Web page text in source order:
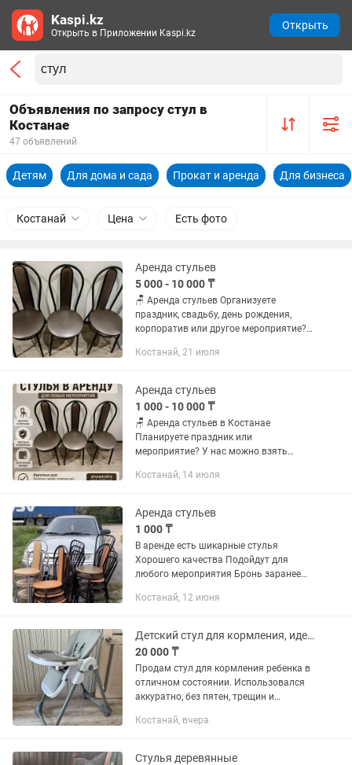
Объявления по запросу стул в
Костанае
47 объявлений
Детям Для дома и сада Прокат и аренда Для бизнеса
Костанай Цена Есть фото
Аренда стульев
5 000 - 10 000 ₸
🪑 Аренда стульев Организуете
праздник, свадьбу, день рождения,
корпоратив или другое мероприятие?
аккуратные стулья для любого
Костанай, 21 июля
Аренда стульев
1 000 - 10 000 ₸
🪑 Аренда стульев в Костанае
Планируете праздник или
мероприятие? У нас можно взять
Чистые и аккуратные стулья ✅
✅ Для любых...
Костанай, 14 июля
Аренда стульев
1 000 ₸
В аренде есть шикарные стулья
Хорошего качества Подойдут для
любого мероприятия Бронь заранее
Костанай, 12 июня
Детский стул для кормления, идеальное состояние
20 000 ₸
Продам стул для кормления ребенка в
отличном состоянии. Использовался
аккуратно, без пятен, трещин и
безопасный Съемный столик Растущий
Костанай, вчера
Стулья деревянные
Kaspi.kz
Открыть в Приложении Kaspi.kz
Открыть